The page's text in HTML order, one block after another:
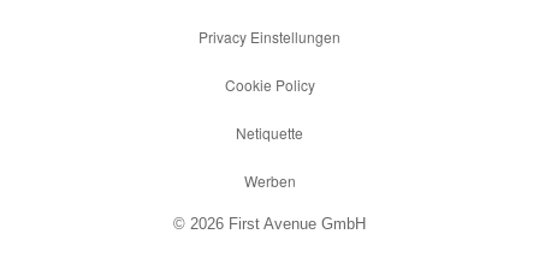
Privacy Einstellungen
Cookie Policy
Netiquette
Werben
© 2026 First Avenue GmbH